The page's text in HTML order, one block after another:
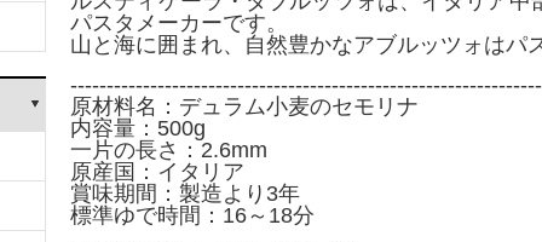
パスタメーカーです。
山と海に囲まれ、自然豊かなアブルッツォはパ
原材料名：デュラム小麦のセモリナ
内容量：500g
一片の長さ：2.6mm
原産国：イタリア
賞味期間：製造より3年
標準ゆで時間：16～18分